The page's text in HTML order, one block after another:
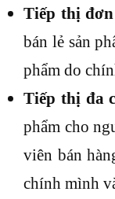
Tiếp thị
bán lẻ sản
phẩm do
Tiếp thị đa
phẩm cho
viên bán
chính mình